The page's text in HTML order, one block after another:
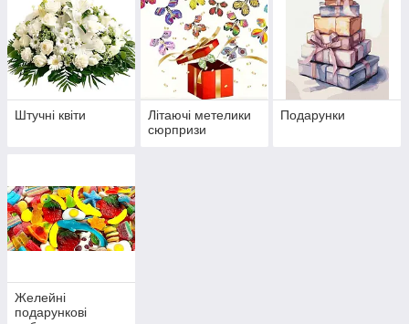
Штучні квіти
Літаючі метелики
сюрпризи
Подарунки
Желейні
подарункові